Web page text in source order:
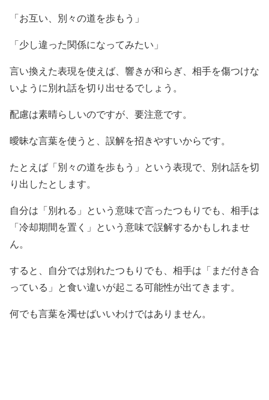
「お互い、別々の道を歩もう」
「少し違った関係になってみたい」
言い換えた表現を使えば、響きが和らぎ、相手を傷つけな
いように別れ話を切り出せるでしょう。
配慮は素晴らしいのですが、要注意です。
曖昧な言葉を使うと、誤解を招きやすいからです。
たとえば「別々の道を歩もう」という表現で、別れ話を切
り出したとします。
自分は「別れる」という意味で言ったつもりでも、相手は
「冷却期間を置く」という意味で誤解するかもしれませ
ん。
すると、自分では別れたつもりでも、相手は「まだ付き合
っている」と食い違いが起こる可能性が出てきます。
何でも言葉を濁せばいいわけではありません。